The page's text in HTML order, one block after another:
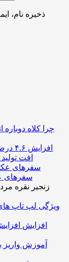
ذخیره نام،
چرا کلاه دوباره
افت
سفرهای
زنجیر نقره
افزایش
آموزش واریز